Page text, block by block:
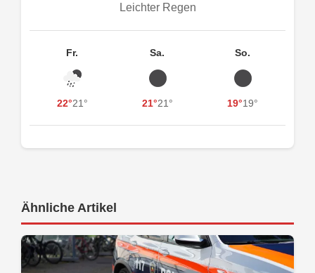
Leichter Regen
Fr.
22°21°
Sa.
21°21°
So.
19°19°
Ähnliche Artikel